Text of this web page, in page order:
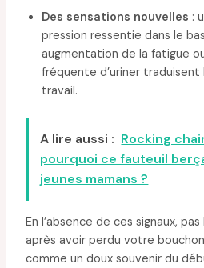
Des sensations nouvelles :
pression ressentie dans le
augmentation de la fatigue
fréquente d’uriner traduisent
travail.
A lire aussi : Rocking
pourquoi ce fauteuil
jeunes mamans ?
En l’absence de ces signaux,
après avoir perdu votre
comme un doux souvenir du